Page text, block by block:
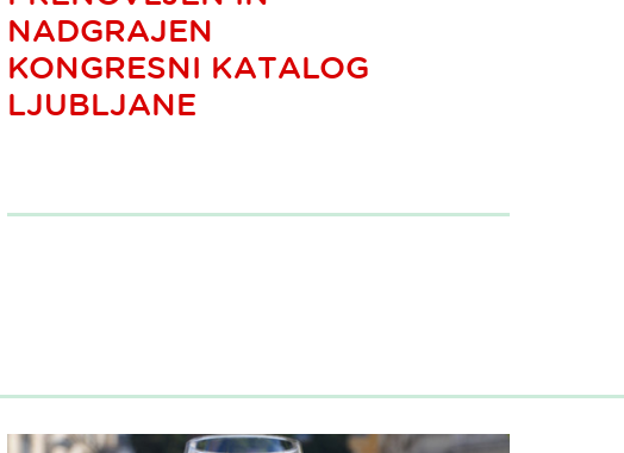
NADGRAJEN
KONGRESNI KATALOG
LJUBLJANE